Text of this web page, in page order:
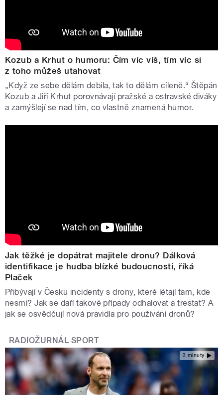
Kozub a Krhut o humoru: Čím víc víš, tím víc si
z toho můžeš utahovat
„Když ze sebe dělám debila, tak to dělám cíleně.“ Štěpán
Kozub a Jiří Krhut porovnávají pražské a ostravské diváky
a zamýšlejí se nad tím, co vlastně znamená humor.
Jak těžké je dopátrat majitele dronu? Dálková
identifikace je hudba blízké budoucnosti, říká
Plaček
Přibývají v Česku incidenty s drony, které létají tam, kde
nesmí? Jak se daří takové případy odhalovat a trestat? A
jak se osvědčují nová pravidla pro používání dronů?
RADIOŽURNÁL SPORT
3 minuty